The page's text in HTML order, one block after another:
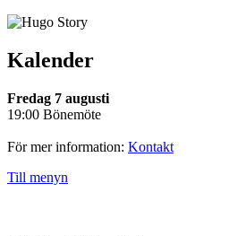
Kalender
Fredag 7 augusti
19:00 Bönemöte
För mer information: Kontakt
Till menyn